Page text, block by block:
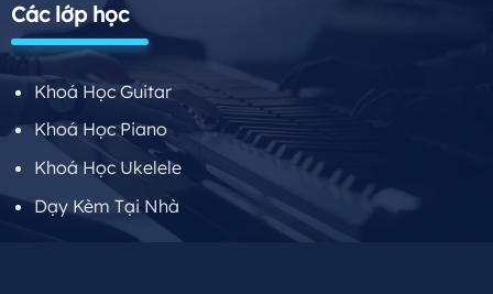
Các lớp học
Khoá Học Guitar
Khoá Học Piano
Khoá Học Ukelele
Dạy Kèm Tại Nhà